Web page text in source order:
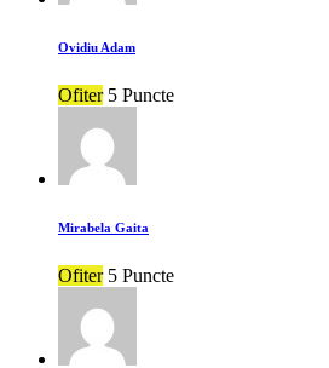
Ovidiu Adam
Ofiter 5 Puncte
Mirabela Gaita
Ofiter 5 Puncte